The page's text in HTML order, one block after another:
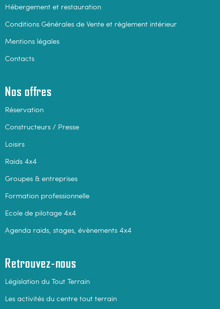
Hébergement et restauration
Conditions Générales de Vente et règlement intérieur
Mentions légales
Contacts
Nos offres
Réservation
Constructeurs / Presse
Loisirs
Raids 4x4
Groupes & entreprises
Formation professionnelle
Ecole de pilotage 4x4
Agenda raids, stages, évènements 4x4
Retrouvez-nous
Législation du Tout Terrain
Les activités du centre tout terrain